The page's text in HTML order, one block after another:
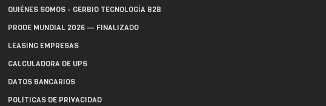
QUIÉNES SOMOS - GERBIO TECNOLOGÍA B2B
PRODE MUNDIAL 2026 — FINALIZADO
LEASING EMPRESAS
CALCULADORA DE UPS
DATOS BANCARIOS
POLÍTICAS DE PRIVACIDAD